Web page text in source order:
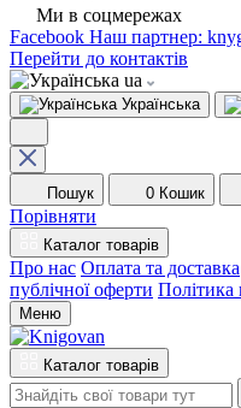
Ми в соцмережах
Facebook Наш партнер:
Перейти до контактів
ua
Українська
Пошук 0 Кошик
Порівняти
Каталог товарів
Про нас Оплата та доставка
публічної оферти Політика
Меню
Каталог товарів